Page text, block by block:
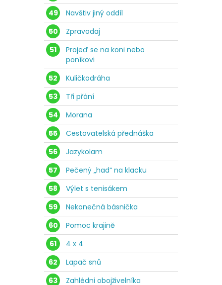
49
Navštiv jiný oddíl
50
Zpravodaj
51
Projeď se na koni nebo
poníkovi
52
Kuličkodráha
53
Tři přání
54
Morana
55
Cestovatelská přednáška
56
Jazykolam
57
Pečený „had“ na klacku
58
Výlet s tenisákem
59
Nekonečná básnička
60
Pomoc krajině
61
4 x 4
62
Lapač snů
63
Zahlédni obojživelníka